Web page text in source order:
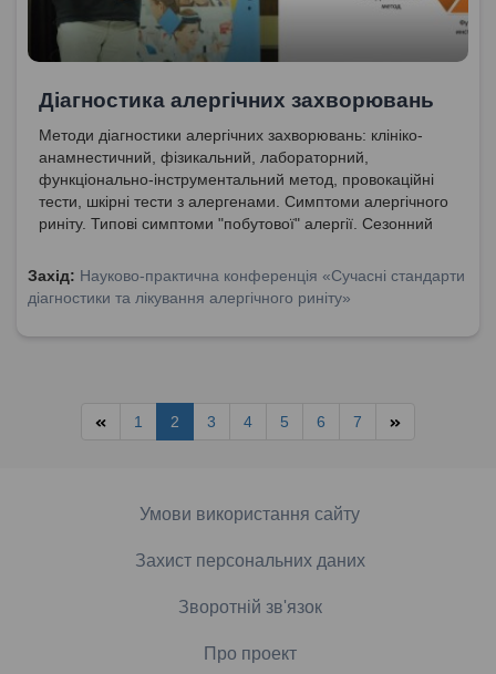
Діагностика алергічних захворювань
Методи діагностики алергічних захворювань: клініко-
анамнестичний, фізикальний, лабораторний,
функціонально-інструментальний метод, провокаційні
тести, шкірні тести з алергенами. Симптоми алергічного
риніту. Типові симптоми "побутової" алергії. Сезонний
всього пов'язаний алергічний риніт? Роль
отоларинголога у обслідуванні та лікуванні пацієнтів з
алергічним ринітом.
Захід: Науково-практична конференція «Сучасні стандарти
діагностики та лікування алергічного риніту»
1 2 3 4 5 6 7
Умови використання сайту
Захист персональних даних
Зворотній зв'язок
Про проект